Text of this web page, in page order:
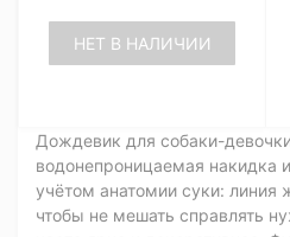
НЕТ В НАЛИЧИИ
Дождевик для собаки-
водонепроницаемая накидка
учётом анатомии суки: линия
чтобы не мешать справлять